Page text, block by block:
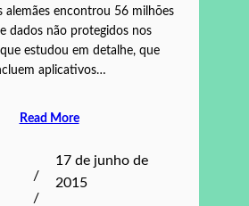
alemães encontrou 56 milhões
dados não protegidos nos
estudou em detalhe, que
aplicativos…
Read More
/
/
17 de junho de
2015